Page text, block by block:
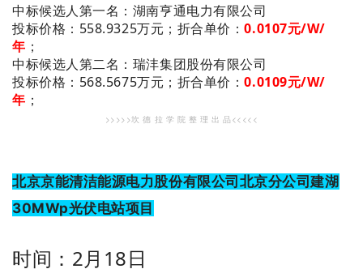
中标候选人第一名 ：湖南亨通电力有限公司
投标价格：558.9325万元； 折合单价：0.0107元/W/
年 ；
中标候选人第二名 ：瑞沣集团股份有限公司
投标价格：568.5675万元； 折合单价：0.0109元/W/
年 ；
>>>>>坎 德 拉 学 院 整 理 出 品<<<<<
北京京能清洁能源电力股份有限公司北京分公司建湖
30MWp光伏电站项目
时间：2月18日